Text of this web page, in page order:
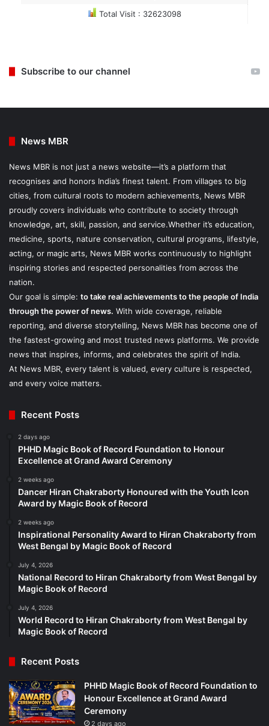
Total Visit : 32623098
Subscribe to our channel
News MBR
News MBR is not just a news website—it’s a platform that
recognises and honors India’s finest talent. From villages to big
cities, from cultural roots to modern achievements, News MBR
proudly covers individuals who contribute to society through
knowledge, art, skill, passion, and service.Whether it’s education,
medicine, sports, nature conservation, cultural programs, lifestyle,
acting, or magic arts, News MBR works continuously to highlight
inspiring stories and respected personalities from across the
nation.
Our goal is simple: to take real achievements to the people of India
through the power of news. With wide coverage, reliable
reporting, and diverse storytelling, News MBR has become one of
the fastest-growing and most trusted news platforms. We provide
news that inspires, informs, and celebrates the spirit of India.
At News MBR, every talent is valued, every culture is respected,
and every voice matters.
Recent Posts
2 days ago
PHHD Magic Book of Record Foundation to Honour
Excellence at Grand Award Ceremony
2 weeks ago
Dancer Hiran Chakraborty Honoured with the Youth Icon
Award by Magic Book of Record
2 weeks ago
Inspirational Personality Award to Hiran Chakraborty from
West Bengal by Magic Book of Record
July 4, 2026
National Record to Hiran Chakraborty from West Bengal by
Magic Book of Record
July 4, 2026
World Record to Hiran Chakraborty from West Bengal by
Magic Book of Record
Recent Posts
PHHD Magic Book of Record Foundation to
Honour Excellence at Grand Award
Ceremony
2 days ago